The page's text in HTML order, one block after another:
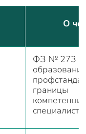
О
ФЗ № 273
границы
компетенций
специалиста